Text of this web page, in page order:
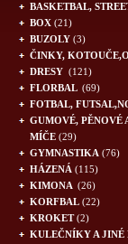
BASKETBAL,
BOX (21)
BUZOLY (3)
ČINKY,
DRESY (121)
FLORBAL (69)
FOTBAL,
GUMOVÉ, PĚNOVÉ
MÍČE (29)
GYMNASTIKA (76)
HÁZENÁ (115)
KIMONA (26)
KORFBAL (22)
KROKET(2)
KULEČNÍKY A JINÉ